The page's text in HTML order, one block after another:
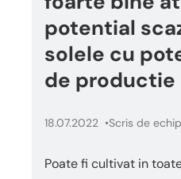
potential
solele cu
de productie
18.07.2022 Scris de
Poate fi cultivat in